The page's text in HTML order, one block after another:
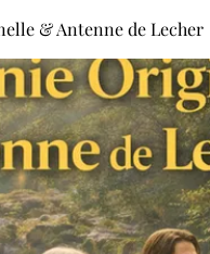
& Antenne de Lecher